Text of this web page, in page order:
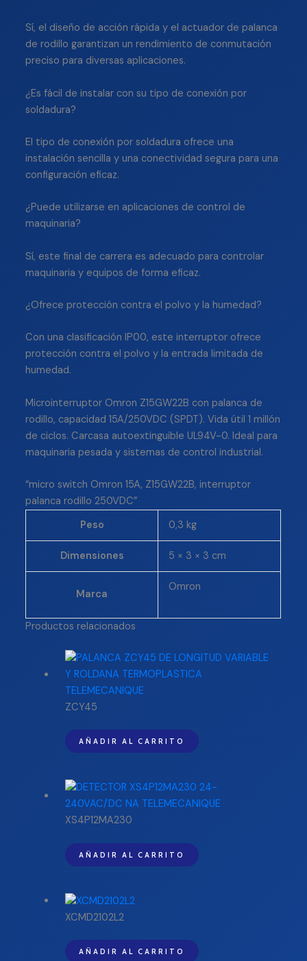
Sí, el diseño de acción rápida y el actuador de palanca
de rodillo garantizan un rendimiento de conmutación
preciso para diversas aplicaciones.
¿Es fácil de instalar con su tipo de conexión por
soldadura?
El tipo de conexión por soldadura ofrece una
instalación sencilla y una conectividad segura para una
configuración eficaz.
¿Puede utilizarse en aplicaciones de control de
maquinaria?
Sí, este final de carrera es adecuado para controlar
maquinaria y equipos de forma eficaz.
¿Ofrece protección contra el polvo y la humedad?
Con una clasificación IP00, este interruptor ofrece
protección contra el polvo y la entrada limitada de
humedad.
Microinterruptor Omron Z15GW22B con palanca de
rodillo, capacidad 15A/250VDC (SPDT). Vida útil 1 millón
de ciclos. Carcasa autoextinguible UL94V-0. Ideal para
maquinaria pesada y sistemas de control industrial.
“micro switch Omron 15A, Z15GW22B, interruptor
palanca rodillo 250VDC”
Peso
0,3 kg
Dimensiones 5 × 3 × 3 cm
Marca
Omron
Productos relacionados
ZCY45
AÑADIR AL CARRITO
XS4P12MA230
AÑADIR AL CARRITO
XCMD2102L2
AÑADIR AL CARRITO